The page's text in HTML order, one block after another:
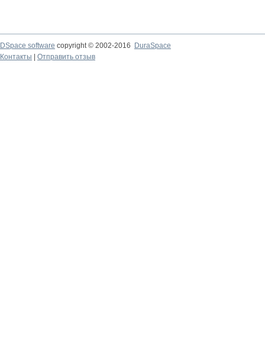
DSpace software copyright © 2002-2016
DuraSpace
Контакты
Отправить отзыв